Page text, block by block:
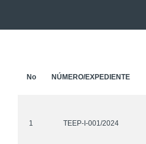
No NÚMERO/EXPEDIENTE
1 TEEP-I-001/2024